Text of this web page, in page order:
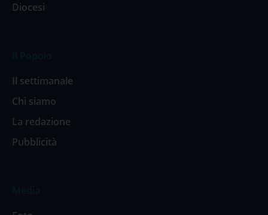
Diocesi
Il settimanale
Chi siamo
La redazione
Pubblicità